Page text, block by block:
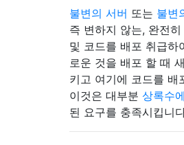
불변의 서버 또는 불변
즉 변하지 않는, 완전
및 코드를 배포 취급하
로운 것을 배포 할 때
키고 여기에 코드를 배
이것은 대부분 상록수에
된 요구를 충족시킵니